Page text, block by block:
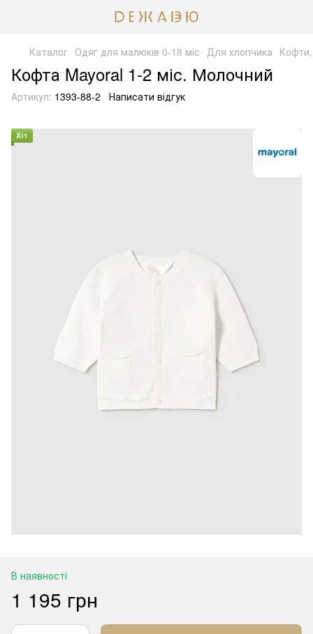
Каталог Одяг для малюків 0-18 міс Для хлопчика Кофти,
Кофта Mayoral 1-2 міс. Молочний
Артикул: 1393-88-2 Написати відгук
Хіт
В наявності
1 195 грн